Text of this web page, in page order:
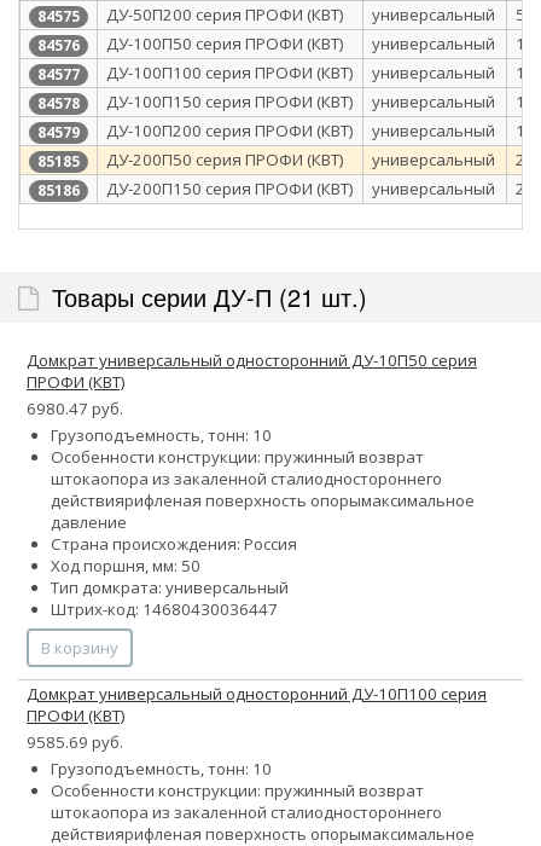
84575 ДУ-50П200 серия ПРОФИ (КВТ) универсальный 50
84576 ДУ-100П50 серия ПРОФИ (КВТ) универсальный
84577 ДУ-100П100 серия ПРОФИ (КВТ) универсальный
84578 ДУ-100П150 серия ПРОФИ (КВТ) универсальный
84579 ДУ-100П200 серия ПРОФИ (КВТ) универсальный
85185 ДУ-200П50 серия ПРОФИ (КВТ) универсальный
85186 ДУ-200П150 серия ПРОФИ (КВТ) универсальный
Товары серии ДУ-П (21 шт.)
Домкрат универсальный односторонний ДУ-10П50 серия
ПРОФИ (КВТ)
6980.47 руб.
Грузоподъемность, тонн: 10
Особенности конструкции: пружинный возврат
штокаопора из закаленной сталиодностороннего
действиярифленая поверхность опорымаксимальное
давление
Страна происхождения: Россия
Ход поршня, мм: 50
Тип домкрата: универсальный
Штрих-код: 14680430036447
В корзину
Домкрат универсальный односторонний ДУ-10П100 серия
ПРОФИ (КВТ)
9585.69 руб.
Грузоподъемность, тонн: 10
Особенности конструкции: пружинный возврат
штокаопора из закаленной сталиодностороннего
действиярифленая поверхность опорымаксимальное